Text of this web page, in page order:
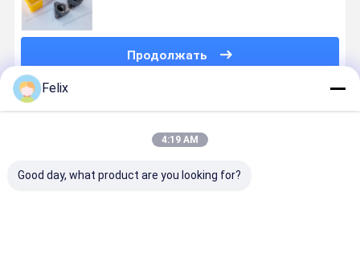
Продолжать
Порекомендованные Продукты
Felix
4:19 AM
Good day, what product are you looking for?